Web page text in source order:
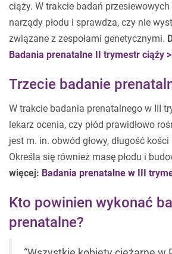
ciąży. W trakcie badań
narządy płodu i sprawdza, czy nie
związane z zespołami genetycznymi.
Badania prenatalne II trymestr ciąży
Trzecie badanie
W trakcie badania prenatalnego w III
lekarz ocenia, czy płód prawidłowo
jest m. in. obwód głowy, długość
Określa się również masę płodu i
więcej: Badania prenatalne w III
Kto powinien wykonać
prenatalne?